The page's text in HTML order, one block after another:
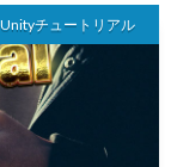
Unityチュートリアル